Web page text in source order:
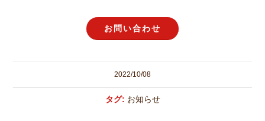
お問い合わせ
2022/10/08
タグ: お知らせ